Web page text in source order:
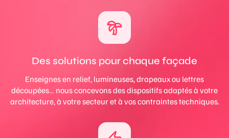
Des solutions pour chaque façade
Enseignes en relief, lumineuses, drapeaux ou lettres
découpées… nous concevons des dispositifs adaptés à votre
architecture, à votre secteur et à vos contraintes techniques.